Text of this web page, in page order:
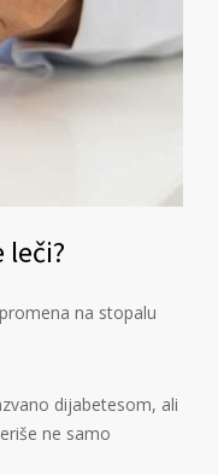
leči?
na stopalu
dijabetesom, ali
ne samo